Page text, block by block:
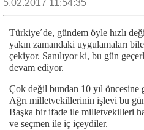
5.02.2017 11:54:35
Türkiye´de, gündem öyle hızlı
yakın zamandaki uygulamaları
çekiyor. Sanılıyor ki, bu gün
devam ediyor.
Çok değil bundan 10 yıl öncesine
Ağrı milletvekillerinin işlevi bu
Başka bir ifade ile milletvekilleri
ve seçmen ile iç içeydiler.